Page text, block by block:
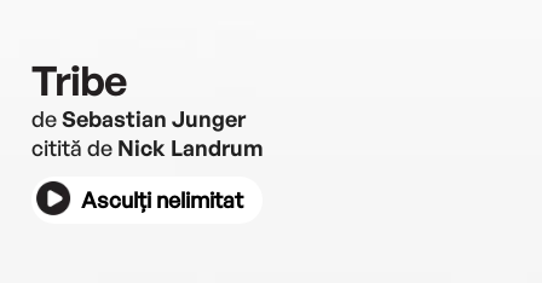
Tribe
deSebastian Junger
citită de Nick Landrum
Asculți nelimitat